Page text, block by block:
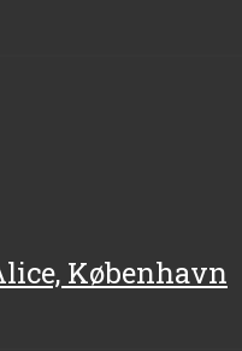
København